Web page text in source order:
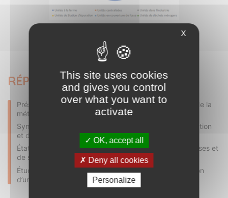
RÉPONSES APPORTÉES
Présentation des principaux procédés et des acteurs de la
méthanisation
Synthèse de la réglementation attachée à la méthanisation
et de son impact sur le développement de projets
État de l’art du parc en unités de méthanisation françaises et
de son évolution
Étude de marché des projets de conception – réalisation
d’unités de méthanisation de grande capacité
X
This site uses cookies
and gives you control
over what you want to
activate
OK, accept all
Deny all cookies
Personalize